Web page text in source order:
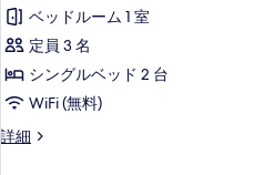
を
表
示
す
る
テ
ラ
ス
の
す
ベッドルーム 1 室
定員 3 名
シングルベッド 2 台
WiFi (無料)
詳細
ス